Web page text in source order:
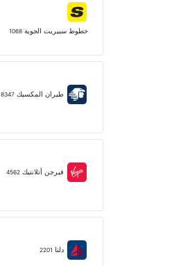
خطوط سبيريت الجوية 1068
طيران المكسيك 8347
فيرجن أتلانتيك 4562
دلتا 2201